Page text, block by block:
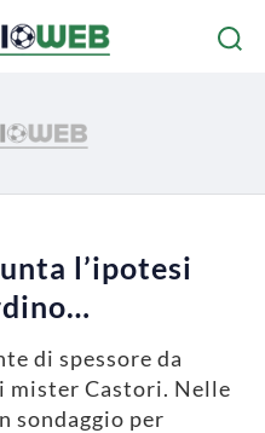
l’ipotesi
di spessore da
mister Castori. Nelle
sondaggio per